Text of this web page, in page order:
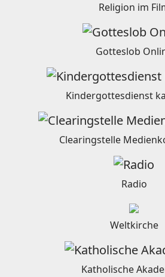
Religion im
Gotteslob
Kindergottesdienst
Clearingstelle
Radio
Weltkirche
Katholische